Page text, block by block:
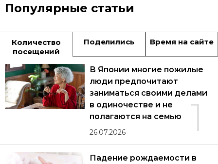
Популярные статьи
Количество
посещений
Поделились Время на сайте
1
В Японии многие пожилые
люди предпочитают
заниматься своими делами
в одиночестве и не
полагаются на семью
26.07.2026
Падение рождаемости в